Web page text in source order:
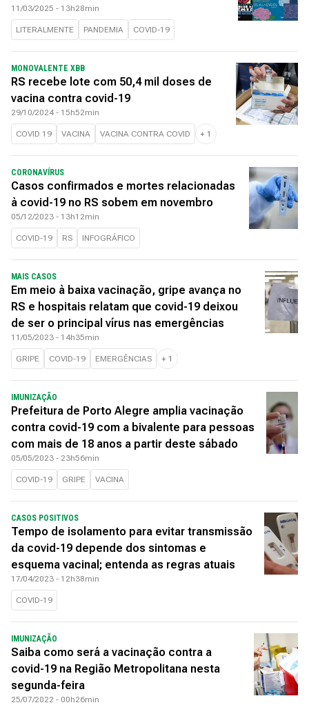
11/03/2025 - 13h28min
LITERALMENTE PANDEMIA COVID-19
MONOVALENTE XBB
RS recebe lote com 50,4 mil doses de
vacina contra covid-19
29/10/2024 - 15h52min
COVID 19 VACINA VACINA CONTRA COVID + 1
CORONAVÍRUS
Casos confirmados e mortes relacionadas
à covid-19 no RS sobem em novembro
05/12/2023 - 13h12min
COVID-19 RS INFOGRÁFICO
MAIS CASOS
Em meio à baixa vacinação, gripe avança no
RS e hospitais relatam que covid-19 deixou
de ser o principal vírus nas emergências
11/05/2023 - 14h35min
GRIPE COVID-19 EMERGÊNCIAS + 1
IMUNIZAÇÃO
Prefeitura de Porto Alegre amplia vacinação
contra covid-19 com a bivalente para pessoas
com mais de 18 anos a partir deste sábado
05/05/2023 - 23h56min
COVID-19 GRIPE VACINA
CASOS POSITIVOS
Tempo de isolamento para evitar transmissão
da covid-19 depende dos sintomas e
esquema vacinal; entenda as regras atuais
17/04/2023 - 12h38min
COVID-19
IMUNIZAÇÃO
Saiba como será a vacinação contra a
covid-19 na Região Metropolitana nesta
segunda-feira
25/07/2022 - 00h26min